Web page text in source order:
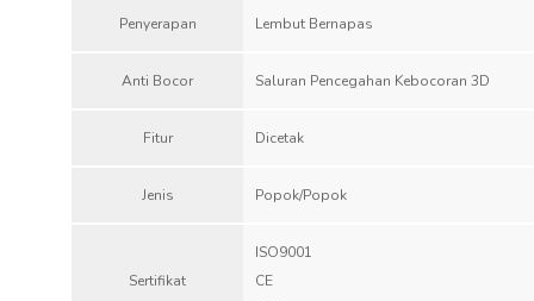
Penyerapan Lembut Bernapas
Anti Bocor Saluran Pencegahan Kebocoran 3D
Fitur Dicetak
Jenis Popok/Popok
Sertifikat
ISO9001
CE